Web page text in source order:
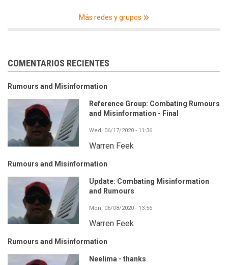
Más redes y grupos
COMENTARIOS RECIENTES
Rumours and Misinformation
Reference Group: Combating Rumours
and Misinformation - Final
Wed, 06/17/2020 - 11:36
Warren Feek
Rumours and Misinformation
Update: Combating Misinformation
and Rumours
Mon, 06/08/2020 - 13:56
Warren Feek
Rumours and Misinformation
Neelima - thanks